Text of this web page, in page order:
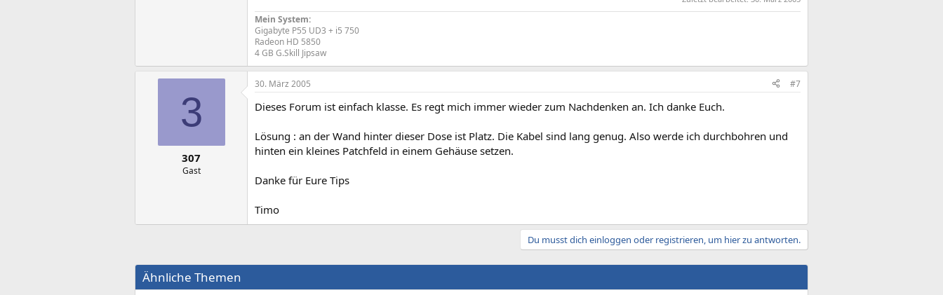
Mein System:
Gigabyte P55 UD3 + i5 750
Radeon HD 5850
4 GB G.Skill Jipsaw
3
307
Gast
30. März 2005 #7
Dieses Forum ist einfach klasse. Es regt mich immer wieder zum Nachdenken an. Ich danke Euch.
Lösung : an der Wand hinter dieser Dose ist Platz. Die Kabel sind lang genug. Also werde ich durchbohren und
hinten ein kleines Patchfeld in einem Gehäuse setzen.
Danke für Eure Tips
Timo
Du musst dich einloggen oder registrieren, um hier zu antworten.
Ähnliche Themen